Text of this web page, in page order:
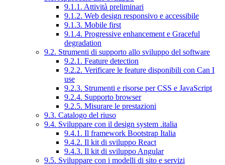
9.1.1. Attività preliminari
9.1.2. Web design responsivo e accessibile
9.1.3. Mobile first
9.1.4. Progressive enhancement e Graceful
degradation
9.2. Strumenti di supporto allo sviluppo del software
9.2.1. Feature detection
9.2.2. Verificare le feature disponibili con Can I
use
9.2.3. Strumenti e risorse per CSS e JavaScript
9.2.4. Supporto browser
9.2.5. Misurare le prestazioni
9.3. Catalogo del riuso
9.4. Sviluppare con il design system .italia
9.4.1. Il framework Bootstrap Italia
9.4.2. Il kit di sviluppo React
9.4.3. Il kit di sviluppo Angular
9.5. Sviluppare con i modelli di sito e servizi